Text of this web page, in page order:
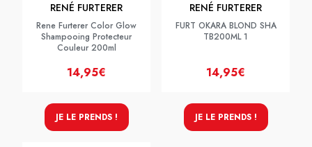
RENÉ FURTERER
Rene Furterer Color Glow
Shampooing Protecteur
Couleur 200ml
14,95€
JE LE PRENDS !
RENÉ FURTERER
FURT OKARA BLOND SHA
TB200ML 1
14,95€
JE LE PRENDS !